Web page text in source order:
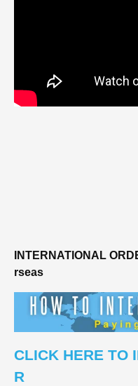
INTERNATIONAL
rseas
CLICK HERE TO
R